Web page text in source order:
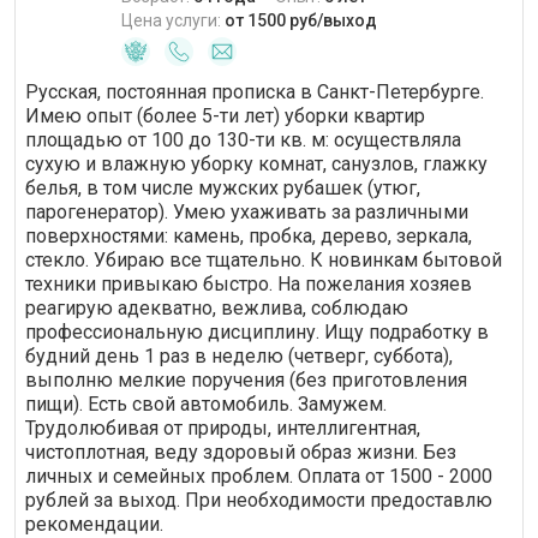
Цена услуги: от 1500 руб/выход
Русская, постоянная прописка в Санкт-Петербурге.
Имею опыт (более 5-ти лет) уборки квартир
площадью от 100 до 130-ти кв. м: осуществляла
сухую и влажную уборку комнат, санузлов, глажку
белья, в том числе мужских рубашек (утюг,
парогенератор). Умею ухаживать за различными
поверхностями: камень, пробка, дерево, зеркала,
стекло. Убираю все тщательно. К новинкам бытовой
техники привыкаю быстро. На пожелания хозяев
реагирую адекватно, вежлива, соблюдаю
профессиональную дисциплину. Ищу подработку в
будний день 1 раз в неделю (четверг, суббота),
выполню мелкие поручения (без приготовления
пищи). Есть свой автомобиль. Замужем.
Трудолюбивая от природы, интеллигентная,
чистоплотная, веду здоровый образ жизни. Без
личных и семейных проблем. Оплата от 1500 - 2000
рублей за выход. При необходимости предоставлю
рекомендации.